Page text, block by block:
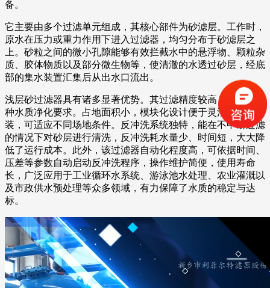
备。
它主要由多个过滤单元组成，其核心部件为砂滤层。工作时，
原水在压力或重力作用下进入过滤器，均匀分布于砂滤层之
上。砂粒之间的微小孔隙能够有效拦截水中的悬浮物、颗粒杂
质、胶体物质以及部分微生物等，使清澈的水透过砂层，经底
部的集水装置汇集后从出水口流出。
浅层砂过滤器具有诸多显著优势。其过滤精度较高，能满足多
种水质净化要求。占地面积小，模块化设计便于灵活组合与安
装，可适应不同场地条件。反冲洗系统独特，能在不中断过滤
的情况下对砂层进行清洗，反冲洗耗水量少、时间短，大大降
低了运行成本。此外，该过滤器自动化程度高，可依据时间、
压差等参数自动启动反冲洗程序，操作维护简便，使用寿命
长，广泛应用于工业循环水系统、游泳池水处理、农业灌溉以
及市政供水预处理等众多领域，有力保障了水质的稳定与达
标。